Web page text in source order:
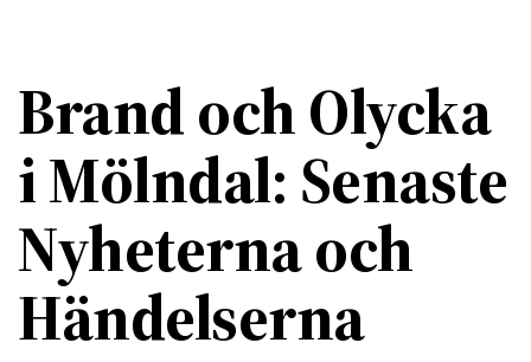
Brand och Olycka
i Mölndal: Senaste
Nyheterna och
Händelserna